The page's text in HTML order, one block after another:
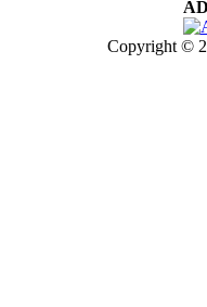
Copyright ©